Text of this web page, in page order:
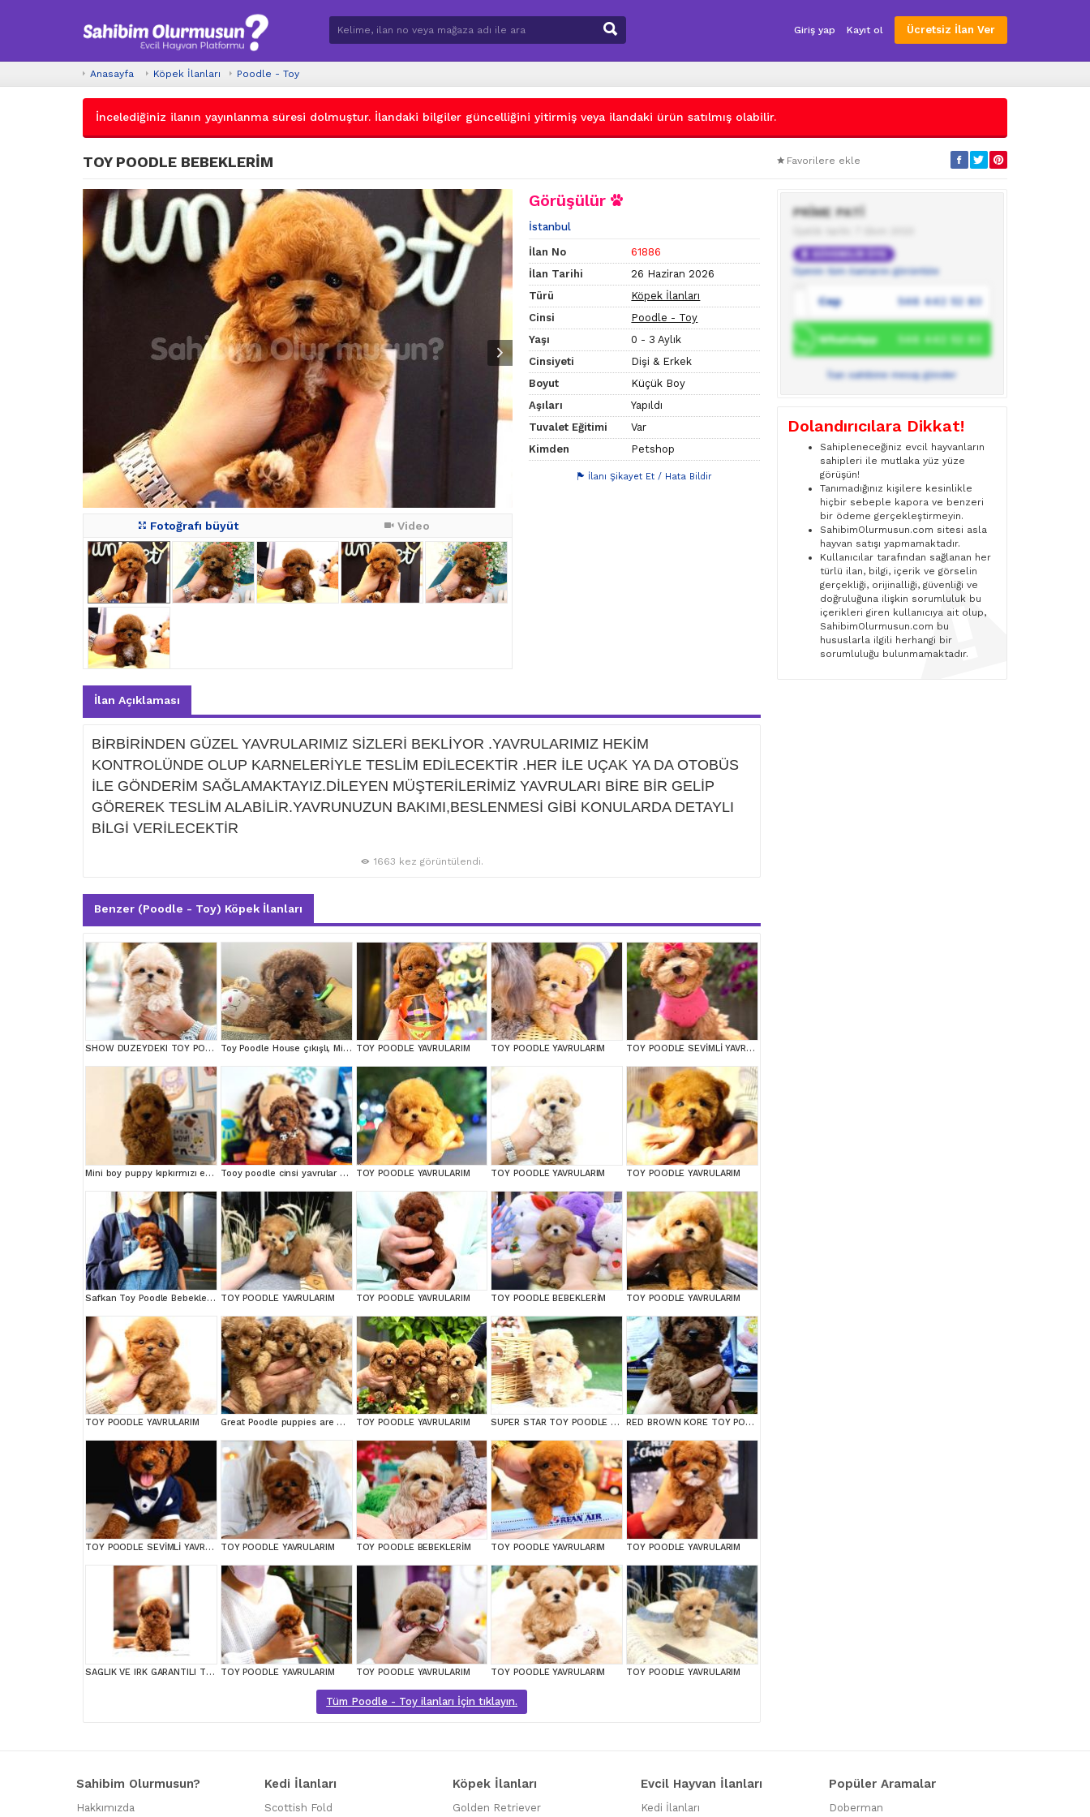
Giriş yap Kayıt ol Ücretsiz İlan Ver
Anasayfa Köpek İlanları Poodle - Toy
İncelediğiniz ilanın yayınlanma süresi dolmuştur. İlandaki bilgiler güncelliğini yitirmiş veya ilandaki ürün satılmış olabilir.
TOY POODLE BEBEKLERİM Favorilere ekle
Fotoğrafı büyüt Video
Görüşülür
İstanbul
İlan No
61886
İlan Tarihi
26 Haziran 2026
Türü
Köpek İlanları
Cinsi
Poodle - Toy
Yaşı
0 - 3 Aylık
Cinsiyeti
Dişi & Erkek
Boyut
Küçük Boy
Aşıları
Yapıldı
Tuvalet Eğitimi
Var
Kimden
Petshop
İlanı Şikayet Et / Hata Bildir
İlan Açıklaması
BİRBİRİNDEN GÜZEL YAVRULARIMIZ SİZLERİ BEKLİYOR .YAVRULARIMIZ HEKİM
KONTROLÜNDE OLUP KARNELERİYLE TESLİM EDİLECEKTİR .HER İLE UÇAK YA DA OTOBÜS
İLE GÖNDERİM SAĞLAMAKTAYIZ.DİLEYEN MÜŞTERİLERİMİZ YAVRULARI BİRE BİR GELİP
GÖREREK TESLİM ALABİLİR.YAVRUNUZUN BAKIMI,BESLENMESİ GİBİ KONULARDA DETAYLI
BİLGİ VERİLECEKTİR
1663 kez görüntülendi.
Benzer (Poodle - Toy) Köpek İlanları
SHOW DUZEYDEKI TOY POODLE BEBEKLERIM Toy Poodle House çıkışlı, Micro Boy Toy Poodle kızımız yeni ailesini arıyor TOY POODLE YAVRULARIM TOY POODLE YAVRULARIM TOY POODLE SEVİMLİ YAVRULAR EV ÜRETİMİ
Mini boy puppy kıpkırmızı ev üretimi yavrularımız TOOY POODLE Tooy poodle cinsi yavrular DİŞİ erkek mevcuttur TOY POODLE YAVRULARIM TOY POODLE YAVRULARIM TOY POODLE YAVRULARIM
Safkan Toy Poodle Bebeklerimiz TOY POODLE YAVRULARIM TOY POODLE YAVRULARIM TOY POODLE BEBEKLERİM TOY POODLE YAVRULARIM
TOY POODLE YAVRULARIM Great Poodle puppies are waiting for you! TOY POODLE YAVRULARIM SUPER STAR TOY POODLE YAVRULARIM RED BROWN KORE TOY POODEL BEBEKLERİMİZ BAKIRKÖY
TOY POODLE SEVİMLİ YAVRULAR EV ÜRETİMİ TOY POODLE YAVRULARIM TOY POODLE BEBEKLERİM TOY POODLE YAVRULARIM TOY POODLE YAVRULARIM
SAGLIK VE IRK GARANTILI TOY POODLE YAVRULARIM TOY POODLE YAVRULARIM TOY POODLE YAVRULARIM TOY POODLE YAVRULARIM TOY POODLE YAVRULARIM
Tüm Poodle - Toy ilanları İçin tıklayın.
PRİME PATİ
GÜVENİLİR ÜYE
Üyenin tüm ilanlarını görüntüle
Cep 546 442 52 83
WhatsApp 546 442 52 83
İlan sahibine mesaj gönder
Dolandırıcılara Dikkat!
Sahipleneceğiniz evcil hayvanların
sahipleri ile mutlaka yüz yüze
görüşün!
Tanımadığınız kişilere kesinlikle
hiçbir sebeple kapora ve benzeri
bir ödeme gerçekleştirmeyin.
SahibimOlurmusun.com sitesi asla
hayvan satışı yapmamaktadır.
Kullanıcılar tarafından sağlanan her
türlü ilan, bilgi, içerik ve görselin
gerçekliği, orijinalliği, güvenliği ve
doğruluğuna ilişkin sorumluluk bu
içerikleri giren kullanıcıya ait olup,
SahibimOlurmusun.com bu
hususlarla ilgili herhangi bir
sorumluluğu bulunmamaktadır.
Sahibim Olurmusun?
Hakkımızda
Kedi İlanları
Scottish Fold
Köpek İlanları
Golden Retriever
Evcil Hayvan İlanları
Kedi İlanları
Popüler Aramalar
Doberman